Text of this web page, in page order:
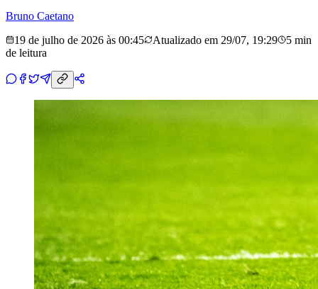
Bruno Caetano
19 de julho de 2026 às 00:45
Atualizado em 29/07, 19:29
5 min
de leitura